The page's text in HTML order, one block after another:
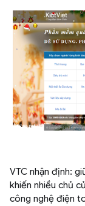
VTC nhận định:
khiến nhiều chủ
công nghệ điện